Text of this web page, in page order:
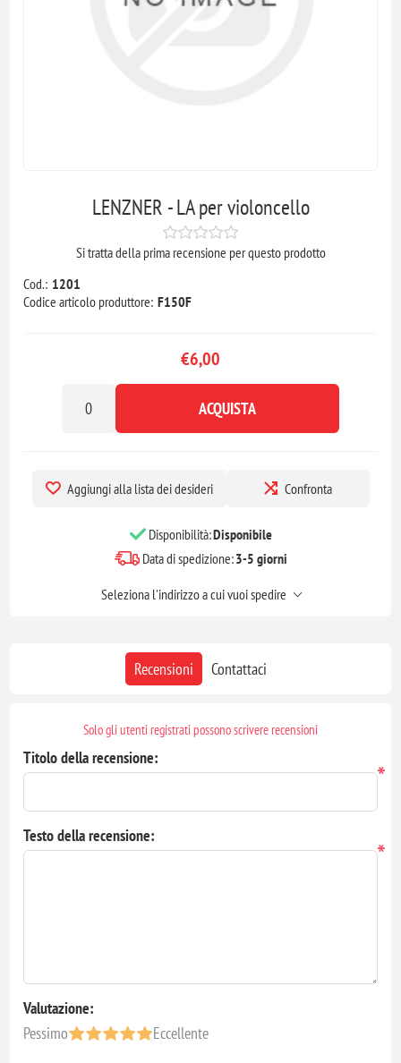
LENZNER - LA per violoncello
Si tratta della prima recensione per questo prodotto
Cod.: 1201
Codice articolo produttore: F150F
€6,00
ACQUISTA
Aggiungi alla lista dei desideri Confronta
Disponibilità:Disponibile
Data di spedizione:3-5 giorni
Seleziona l'indirizzo a cui vuoi spedire
Recensioni Contattaci
Solo gli utenti registrati possono scrivere recensioni
Titolo della recensione:
*
Testo della recensione:
*
Valutazione:
Pessimo
Eccellente